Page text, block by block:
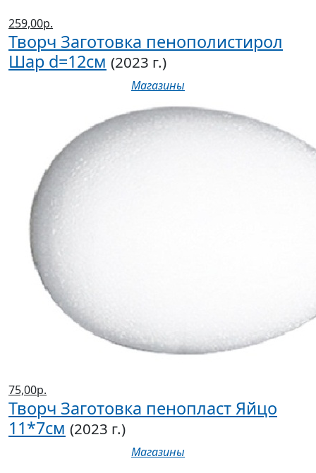
259,00р.
Творч Заготовка пенополистирол
Шар d=12см (2023 г.)
Магазины
75,00р.
Творч Заготовка пенопласт Яйцо
11*7см (2023 г.)
Магазины